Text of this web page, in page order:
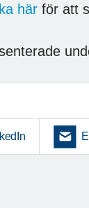
här för att